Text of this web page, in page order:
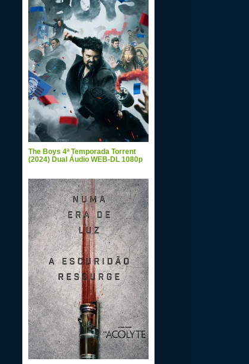
The Boys 4ª Temporada Torrent
(2024) Dual Áudio WEB-DL 1080p